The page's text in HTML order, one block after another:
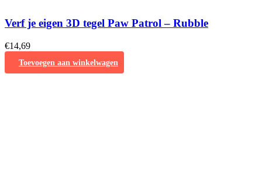
Verf je eigen 3D tegel Paw Patrol – Rubble
€14,69
Toevoegen aan winkelwagen